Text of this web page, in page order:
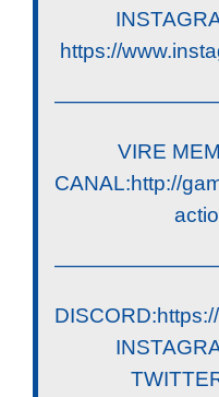
https://
VIRE
CANAL:http://